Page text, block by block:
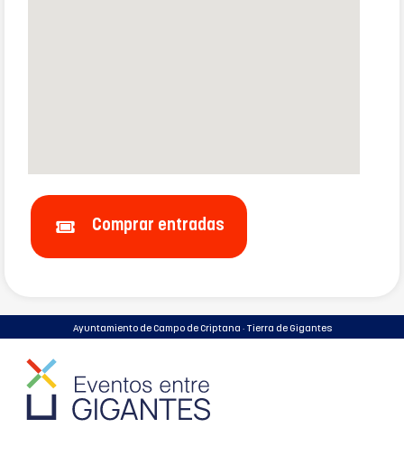
Comprar entradas
Ayuntamiento de Campo de Criptana · Tierra de Gigantes